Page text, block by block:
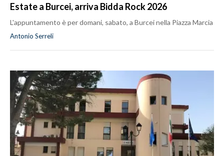
Estate a Burcei, arriva Bidda Rock 2026
L'appuntamento è per domani, sabato, a Burcei nella Piazza Marcia
Antonio Serreli